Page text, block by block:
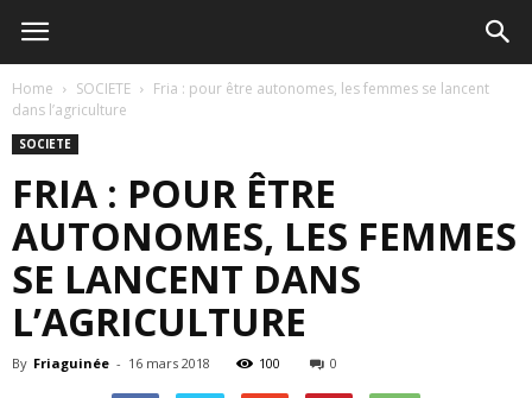
Home SOCIETE
Fria : pour être autonomes, les femmes se lancent
dans l’agriculture
SOCIETE
FRIA : POUR ÊTRE
AUTONOMES, LES FEMMES
SE LANCENT DANS
L’AGRICULTURE
By Friaguinée - 16 mars 2018 100 0